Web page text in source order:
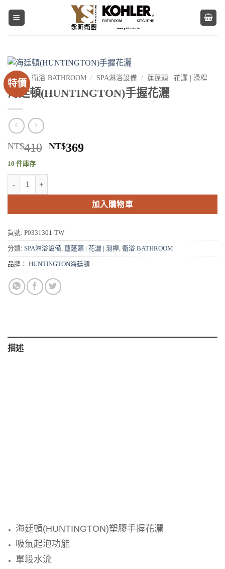
特價
首頁 / 衛浴 BATHROOM / SPA淋浴設備 / 蓮蓬頭 | 花灑 | 滑桿
海廷頓(HUNTINGTON)手握花灑
NT$410 原
NT$410。
NT$369目
NT$369。
10 件庫存
加入購物車
貨號: P0331301-TW
分類: SPA淋浴設備, 蓮蓬頭 | 花灑 | 滑桿, 衛浴 BATHROOM
品牌： HUNTINGTON海廷頓
描述
海廷頓(HUNTINGTON)塑膠手握花灑
吸氣起泡功能
單段水流